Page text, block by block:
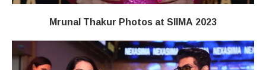
Mrunal Thakur Photos at SIIMA 2023